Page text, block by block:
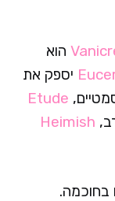
הוא
יספק את
Etude
Heimish
בחוכמה.